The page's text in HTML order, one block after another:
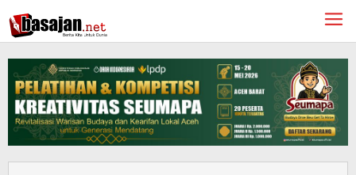
ke
konten